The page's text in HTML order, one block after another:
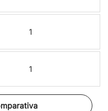
1
1